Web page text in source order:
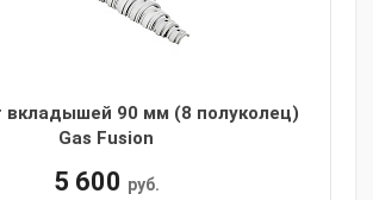
вкладышей 90 мм (8 полуколец)
Gas Fusion
5 600 руб.